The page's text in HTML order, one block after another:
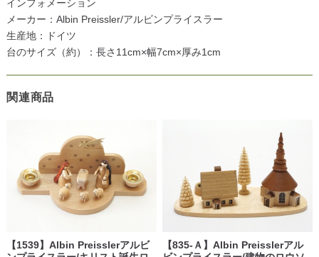
インフォメーション
メーカー：Albin Preissler/アルビンプライスラー
生産地：ドイツ
台のサイズ（約）：長さ11cm×幅7cm×厚み1cm
関連商品
【1539】Albin Preisslerアルビ
【835-Ａ】Albin Preisslerアル